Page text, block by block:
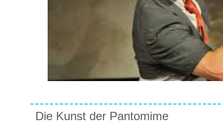
Die Kunst der Pantomime